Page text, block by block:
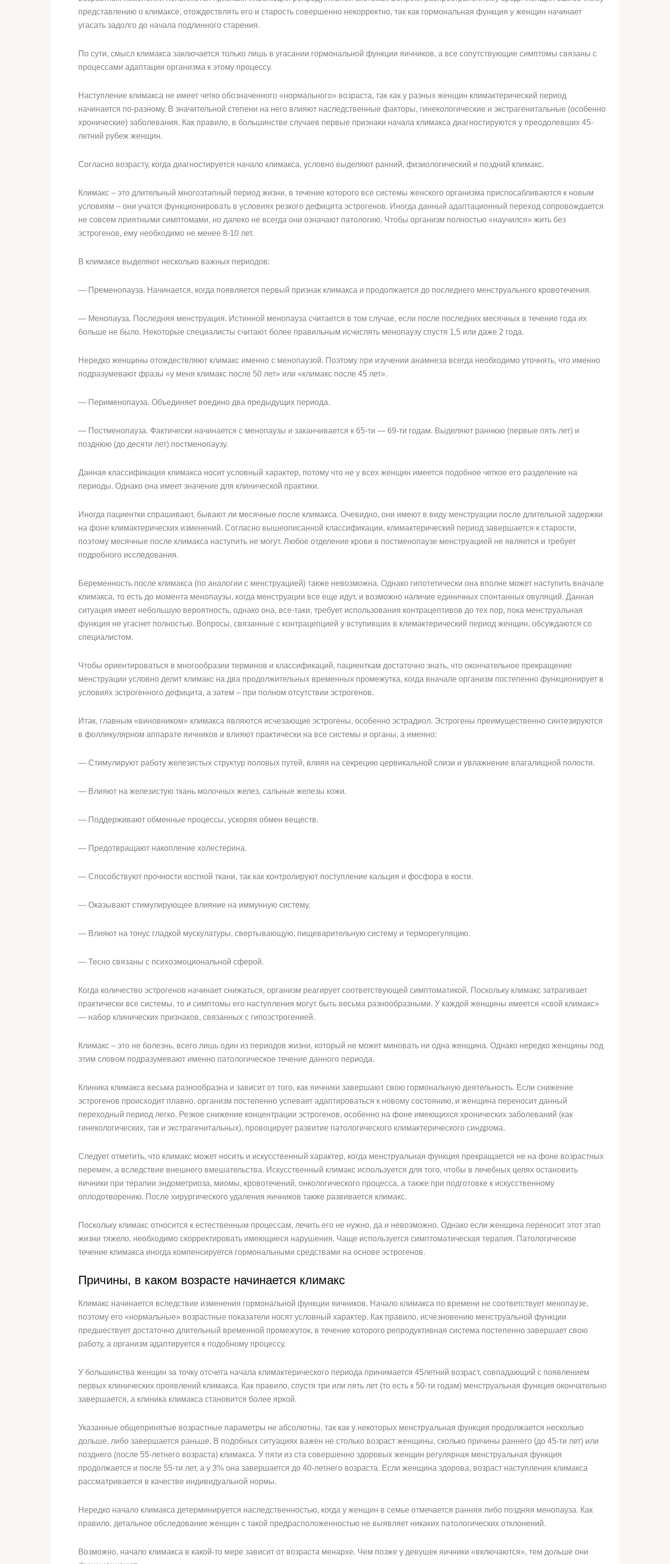
представлению о климаксе, отождествлять его и старость совершенно некорректно, так как гормональная функция у женщин начинает
угасать задолго до начала подлинного старения.
По сути, смысл климакса заключается только лишь в угасании гормональной функции яичников, а все сопутствующие симптомы связаны с
процессами адаптации организма к этому процессу.
Наступление климакса не имеет четко обозначенного «нормального» возраста, так как у разных женщин климактерический период
начинается по-разному. В значительной степени на него влияют наследственные факторы, гинекологические и экстрагенитальные (особенно
хронические) заболевания. Как правило, в большинстве случаев первые признаки начала климакса диагностируются у преодолевших 45-
летний рубеж женщин.
Согласно возрасту, когда диагностируется начало климакса, условно выделяют ранний, физиологический и поздний климакс.
Климакс – это длительный многоэтапный период жизни, в течение которого все системы женского организма приспосабливаются к новым
условиям – они учатся функционировать в условиях резкого дефицита эстрогенов. Иногда данный адаптационный переход сопровождается
не совсем приятными симптомами, но далеко не всегда они означают патологию. Чтобы организм полностью «научился» жить без
эстрогенов, ему необходимо не менее 8-10 лет.
В климаксе выделяют несколько важных периодов:
— Пременопауза. Начинается, когда появляется первый признак климакса и продолжается до последнего менструального кровотечения.
— Менопауза. Последняя менструация. Истинной менопауза считается в том случае, если после последних месячных в течение года их
больше не было. Некоторые специалисты считают более правильным исчислять менопаузу спустя 1,5 или даже 2 года.
Нередко женщины отождествляют климакс именно с менопаузой. Поэтому при изучении анамнеза всегда необходимо уточнять, что именно
подразумевают фразы «у меня климакс после 50 лет» или «климакс после 45 лет».
— Перименопауза. Объединяет воедино два предыдущих периода.
— Постменопауза. Фактически начинается с менопаузы и заканчивается к 65-ти — 69-ти годам. Выделяют раннюю (первые пять лет) и
позднюю (до десяти лет) постменопаузу.
Данная классификация климакса носит условный характер, потому что не у всех женщин имеется подобное четкое его разделение на
периоды. Однако она имеет значение для клинической практики.
Иногда пациентки спрашивают, бывают ли месячные после климакса. Очевидно, они имеют в виду менструации после длительной задержки
на фоне климактерических изменений. Согласно вышеописанной классификации, климактерический период завершается к старости,
поэтому месячные после климакса наступить не могут. Любое отделение крови в постменопаузе менструацией не является и требует
подробного исследования.
Беременность после климакса (по аналогии с менструацией) также невозможна. Однако гипотетически она вполне может наступить вначале
климакса, то есть до момента менопаузы, когда менструации все еще идут, и возможно наличие единичных спонтанных овуляций. Данная
ситуация имеет небольшую вероятность, однако она, все-таки, требует использования контрацептивов до тех пор, пока менструальная
функция не угаснет полностью. Вопросы, связанные с контрацепцией у вступивших в климактерический период женщин, обсуждаются со
специалистом.
Чтобы ориентироваться в многообразии терминов и классификаций, пациенткам достаточно знать, что окончательное прекращение
менструации условно делит климакс на два продолжительных временных промежутка, когда вначале организм постепенно функционирует в
условиях эстрогенного дефицита, а затем – при полном отсутствии эстрогенов.
Итак, главным «виновником» климакса являются исчезающие эстрогены, особенно эстрадиол. Эстрогены преимущественно синтезируются
в фолликулярном аппарате яичников и влияют практически на все системы и органы, а именно:
— Стимулируют работу железистых структур половых путей, влияя на секрецию цервикальной слизи и увлажнение влагалищной полости.
— Влияют на железистую ткань молочных желез, сальные железы кожи.
— Поддерживают обменные процессы, ускоряя обмен веществ.
— Предотвращают накопление холестерина.
— Способствуют прочности костной ткани, так как контролируют поступление кальция и фосфора в кости.
— Оказывают стимулирующее влияние на иммунную систему.
— Влияют на тонус гладкой мускулатуры, свертывающую, пищеварительную систему и терморегуляцию.
— Тесно связаны с психоэмоциональной сферой.
Когда количество эстрогенов начинает снижаться, организм реагирует соответствующей симптоматикой. Поскольку климакс затрагивает
практически все системы, то и симптомы его наступления могут быть весьма разнообразными. У каждой женщины имеется «свой климакс»
— набор клинических признаков, связанных с гипоэстрогенией.
Климакс – это не болезнь, всего лишь один из периодов жизни, который не может миновать ни одна женщина. Однако нередко женщины под
этим словом подразумевают именно патологическое течение данного периода.
Клиника климакса весьма разнообразна и зависит от того, как яичники завершают свою гормональную деятельность. Если снижение
эстрогенов происходит плавно, организм постепенно успевает адаптироваться к новому состоянию, и женщина переносит данный
переходный период легко. Резкое снижение концентрации эстрогенов, особенно на фоне имеющихся хронических заболеваний (как
гинекологических, так и экстрагенитальных), провоцирует развитие патологического климактерического синдрома.
Следует отметить, что климакс может носить и искусственный характер, когда менструальная функция прекращается не на фоне возрастных
перемен, а вследствие внешнего вмешательства. Искусственный климакс используется для того, чтобы в лечебных целях остановить
яичники при терапии эндометриоза, миомы, кровотечений, онкологического процесса, а также при подготовке к искусственному
оплодотворению. После хирургического удаления яичников также развивается климакс.
Поскольку климакс относится к естественным процессам, лечить его не нужно, да и невозможно. Однако если женщина переносит этот этап
жизни тяжело, необходимо скорректировать имеющиеся нарушения. Чаще используется симптоматическая терапия. Патологическое
течение климакса иногда компенсируется гормональными средствами на основе эстрогенов.
Причины, в каком возрасте начинается климакс
Климакс начинается вследствие изменения гормональной функции яичников. Начало климакса по времени не соответствует менопаузе,
поэтому его «нормальные» возрастные показатели носят условный характер. Как правило, исчезновению менструальной функции
предшествует достаточно длительный временной промежуток, в течение которого репродуктивная система постепенно завершает свою
работу, а организм адаптируется к подобному процессу.
У большинства женщин за точку отсчета начала климактерического периода принимается 45летний возраст, совпадающий с появлением
первых клинических проявлений климакса. Как правило, спустя три или пять лет (то есть к 50-ти годам) менструальная функция окончательно
завершается, а клиника климакса становится более яркой.
Указанные общепринятые возрастные параметры не абсолютны, так как у некоторых менструальная функция продолжается несколько
дольше, либо завершается раньше. В подобных ситуациях важен не столько возраст женщины, сколько причины раннего (до 45-ти лет) или
позднего (после 55-летнего возраста) климакса. У пяти из ста совершенно здоровых женщин регулярная менструальная функция
продолжается и после 55-ти лет, а у 3% она завершается до 40-летнего возраста. Если женщина здорова, возраст наступления климакса
рассматривается в качестве индивидуальной нормы.
Нередко начало климакса детерминируется наследственностью, когда у женщин в семье отмечается ранняя либо поздняя менопауза. Как
правило, детальное обследование женщин с такой предрасположенностью не выявляет никаких патологических отклонений.
Возможно, начало климакса в какой-то мере зависит от возраста менархе. Чем позже у девушек яичники «включаются», тем дольше они